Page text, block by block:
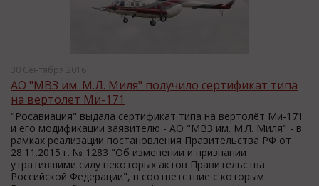
30 Сентября 2016
АО "МВЗ им. М.Л. Миля" получило сертификат типа
на вертолет Ми-171
"Росавиация" выдала сертификат типа на вертолёт Ми-171
и его модификации заявителю - АО "МВЗ им. М.Л. Миля" - в
рамках реализации постановления Правительства РФ от
28.11.2015 г. № 1283 "Об изменении и признании
утратившими силу некоторых актов Правительства
Российской Федерации", в соответствие с которым